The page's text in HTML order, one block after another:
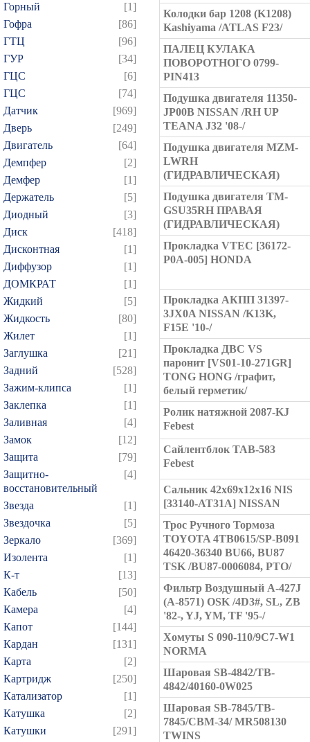
Горный
[1]
Гофра
[86]
ГТЦ
[96]
ГУР
[34]
ГЦC
[6]
ГЦС
[74]
Датчик
[969]
Дверь
[249]
Двигатель
[64]
Демпфер
[2]
Демфер
[1]
Держатель
[5]
Диодный
[3]
Диск
[418]
Дисконтная
[1]
Диффузор
[1]
ДОМКРАТ
[1]
Жидкий
[5]
Жидкость
[80]
Жилет
[1]
Заглушка
[21]
Задний
[528]
Зажим-клипса
[1]
Заклепка
[1]
Заливная
[4]
Замок
[12]
Защита
[79]
Защитно-
восстановительный
[4]
Звезда
[1]
Звездочка
[5]
Зеркало
[369]
Изолента
[1]
К-т
[13]
Кабель
[50]
Камера
[4]
Капот
[144]
Кардан
[131]
Карта
[2]
Картридж
[250]
Катализатор
[1]
Катушка
[2]
Катушки
[291]
Колодки бар 1208 (K1208)
Kashiyama /ATLAS F23/
ПАЛЕЦ КУЛАКА
ПОВОРОТНОГО 0799-
PIN413
Подушка двигателя 11350-
JP00B NISSAN /RH UP
TEANA J32 '08-/
Подушка двигателя MZM-
LWRH
(ГИДРАВЛИЧЕСКАЯ)
Подушка двигателя TM-
GSU35RH ПРАВАЯ
(ГИДРАВЛИЧЕСКАЯ)
Прокладка VTEC [36172-
P0A-005] HONDA
Прокладка АКПП 31397-
3JX0A NISSAN /K13K,
F15E '10-/
Прокладка ДВС VS
паронит [VS01-10-271GR]
TONG HONG /графит,
белый герметик/
Ролик натяжной 2087-KJ
Febest
Сайлентблок TAB-583
Febest
Сальник 42x69x12x16 NIS
[33140-AT31A] NISSAN
Трос Ручного Тормоза
TOYOTA 4TB0615/SP-B091
46420-36340 BU66, BU87
TSK /BU87-0006084, PTO/
Фильтр Воздушный A-427J
(A-8571) OSK /4D3#, SL, ZB
'82-, YJ, YM, TF '95-/
Хомуты S 090-110/9C7-W1
NORMA
Шаровая SB-4842/TB-
4842/40160-0W025
Шаровая SB-7845/TB-
7845/CBM-34/ MR508130
TWINS